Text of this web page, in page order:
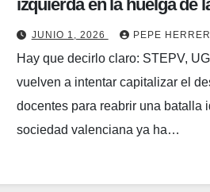
izquierda en la huelga de
JUNIO 1, 2026 PEPE
Hay que decirlo claro: STEPV,
vuelven a intentar capitalizar el
docentes para reabrir una batalla
sociedad valenciana ya ha…